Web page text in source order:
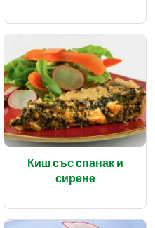
Киш със спанак и
сирене